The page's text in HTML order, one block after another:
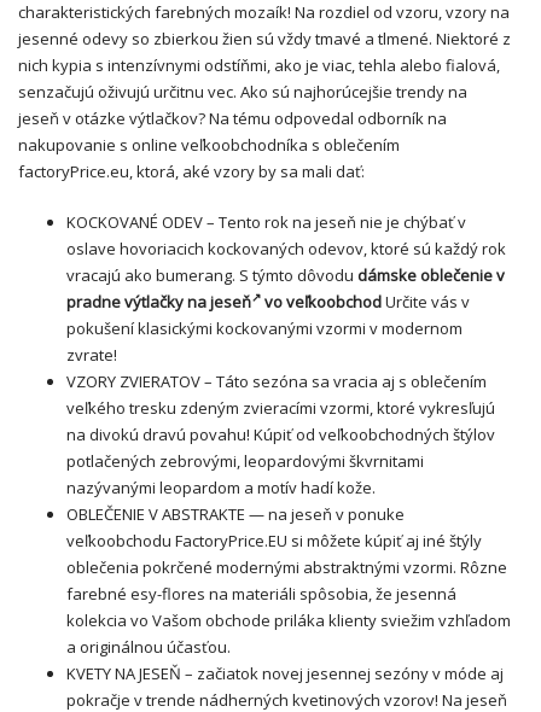
charakteristických farebných mozaík! Na rozdiel od vzoru, vzory na
jesenné odevy so zbierkou žien sú vždy tmavé a tlmené. Niektoré z
nich kypia s intenzívnymi odstíňmi, ako je viac, tehla alebo fialová,
senzačujú oživujú určitnu vec. Ako sú najhorúcejšie trendy na
jeseň v otázke výtlačkov? Na tému odpovedal odborník na
nakupovanie s online veľkoobchodníka s oblečením
factoryPrice.eu, ktorá, aké vzory by sa mali dať:
KOCKOVANÉ ODEV – Tento rok na jeseň nie je chýbať v
oslave hovoriacich kockovaných odevov, ktoré sú každý rok
vracajú ako bumerang. S týmto dôvodu dámske oblečenie v
pradne výtlačky na jeseň
vo veľkoobchodUrčite vás v
pokušení klasickými kockovanými vzormi v modernom
zvrate!
VZORY ZVIERATOV – Táto sezóna sa vracia aj s oblečením
veľkého tresku zdeným zvieracími vzormi, ktoré vykresľujú
na divokú dravú povahu! Kúpiť od veľkoobchodných štýlov
potlačených zebrovými, leopardovými škvrnitami
nazývanými leopardom a motív hadí kože.
OBLEČENIE V ABSTRAKTE — na jeseň v ponuke
veľkoobchodu FactoryPrice.EU si môžete kúpiť aj iné štýly
oblečenia pokrčené modernými abstraktnými vzormi. Rôzne
farebné esy-flores na materiáli spôsobia, že jesenná
kolekcia vo Vašom obchode priláka klienty sviežim vzhľadom
a originálnou účasťou.
KVETY NA JESEŇ – začiatok novej jesennej sezóny v móde aj
pokračje v trende nádherných kvetinových vzorov! Na jeseň